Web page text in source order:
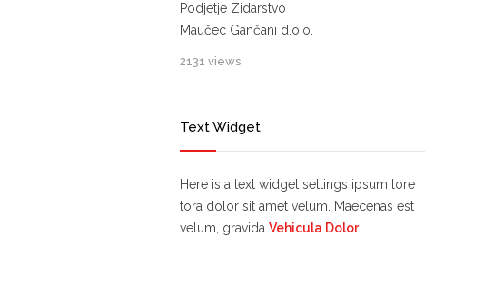
Podjetje Zidarstvo
Maučec Gančani d.o.o.
2131 views
Text Widget
Here is a text widget settings ipsum lore
tora dolor sit amet velum. Maecenas est
velum, gravida Vehicula Dolor